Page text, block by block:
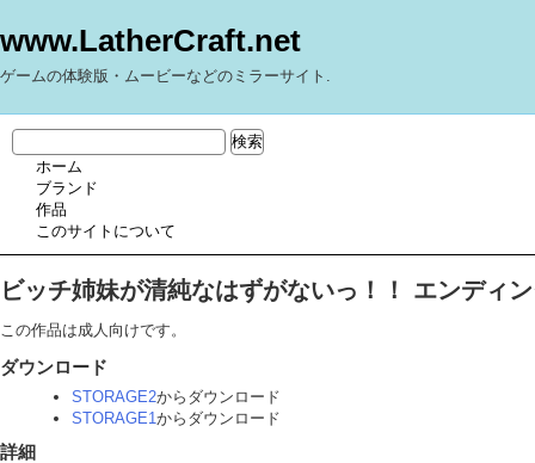
www.LatherCraft.net
ゲームの体験版・ムービーなどのミラーサイト.
ホーム
ブランド
作品
このサイトについて
ビッチ姉妹が清純なはずがないっ！！ エンディ
この作品は成人向けです。
ダウンロード
STORAGE2からダウンロード
STORAGE1からダウンロード
詳細